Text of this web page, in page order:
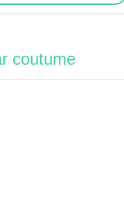
coutume